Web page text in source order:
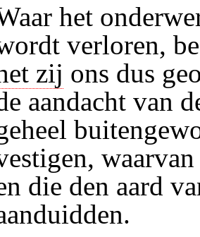
het
verloren,
zij ons dus
aandacht van
die den aard